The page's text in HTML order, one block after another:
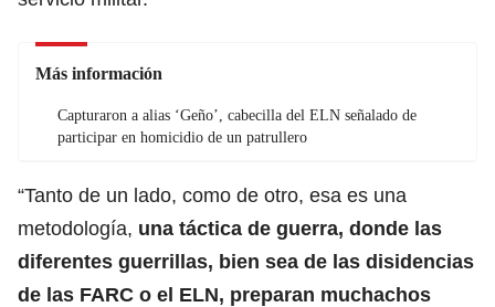
Más información
Capturaron a alias ‘Geño’, cabecilla del ELN señalado de
participar en homicidio de un patrullero
“Tanto de un lado, como de otro, esa es una
metodología, una táctica de guerra, donde las
diferentes guerrillas, bien sea de las disidencias
de las FARC o el ELN, preparan muchachos